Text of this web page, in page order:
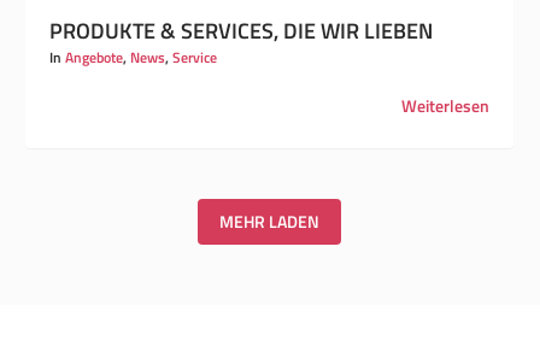
PRODUKTE & SERVICES, DIE WIR LIEBEN
In Angebote, News,Service
Weiterlesen
MEHR LADEN